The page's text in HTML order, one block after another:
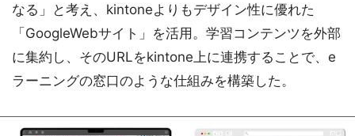
なる」と考え、kintoneよりもデザイン性に優れた
「GoogleWebサイト」を活用。学習コンテンツを外部
に集約し、そのURLをkintone上に連携することで、e
ラーニングの窓口のような仕組みを構築した。